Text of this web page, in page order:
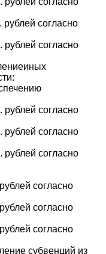
согласно
согласно
согласно
согласно
согласно
согласно
согласно
согласно
субвенций из